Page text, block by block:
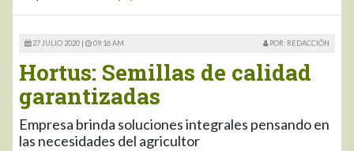
27 JULIO 2020 | 09:16 AM POR: REDACCIÓN
Hortus: Semillas de calidad
garantizadas
Empresa brinda soluciones integrales pensando en
las necesidades del agricultor